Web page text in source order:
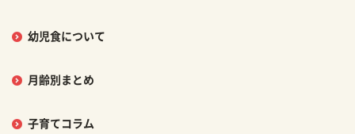
幼児食について
月齢別まとめ
子育てコラム